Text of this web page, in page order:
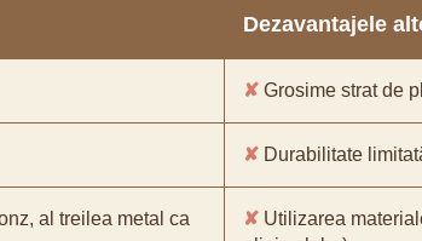
Dezavantajele
✘ Grosime strat de
✘ Durabilitate
al treilea metal ca
✘ Utilizarea